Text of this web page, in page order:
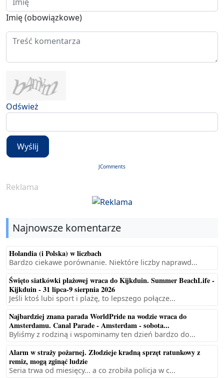
Imię (obowiązkowe)
Odśwież
Wyślij
JComments
Reklama
Najnowsze komentarze
Holandia (i Polska) w liczbach
Bardzo ciekawe porównanie. Niektóre liczby naprawd...
Święto siatkówki plażowej wraca do Kijkduin. Summer BeachLife -
Kijkduin - 31 lipca-9 sierpnia 2026
Jeśli ktoś lubi sport i plażę, to lepszego połącze...
Najbardziej znana parada WorldPride na wodzie wraca do
Amsterdamu. Canal Parade - Amsterdam - sobota...
Byliśmy z rodziną i wspominamy ten dzień bardzo do...
Alarm w straży pożarnej. Złodzieje kradną sprzęt ratunkowy z
remiz, mogą zginąć ludzie
Seria trwa od miesięcy... a co zrobiła policja w c...